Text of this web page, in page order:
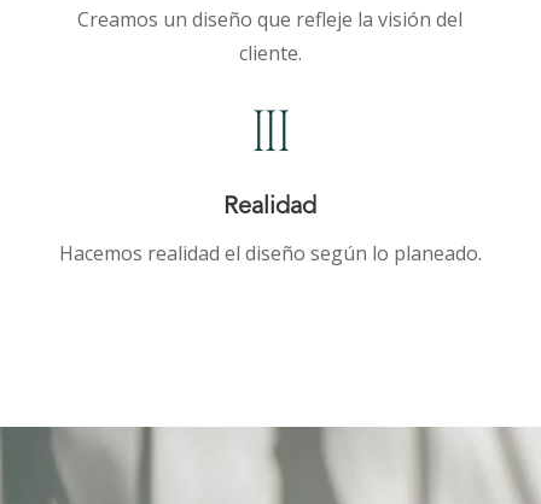
Creamos un diseño que refleje la visión del
cliente.
Realidad
Hacemos realidad el diseño según lo planeado.